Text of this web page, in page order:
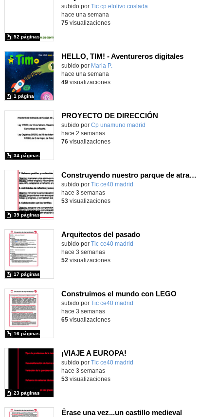
subido por Tic cp elolivo coslada
52 páginas
hace una semana
75visualizaciones
HELLO, TIM! - Aventureros digitales
Contenido educativo.
subido por Maria P.
1 página
hace una semana
49visualizaciones
PROYECTO DE DIRECCIÓN
Contenido educativo.
subido por Cp unamuno madrid
34 páginas
hace 2 semanas
76visualizaciones
Construyendo nuestro parque de atracciones
subido por Tic ce40 madrid
39 páginas
hace 3 semanas
53visualizaciones
Arquitectos del pasado
subido por Tic ce40 madrid
17 páginas
hace 3 semanas
52 visualizaciones
Construimos el mundo con LEGO
subido por Tic ce40 madrid
16 páginas
hace 3 semanas
65visualizaciones
¡VIAJE A EUROPA!
subido por Tic ce40 madrid
23 páginas
hace 3 semanas
53visualizaciones
Érase una vez...un castillo medieval